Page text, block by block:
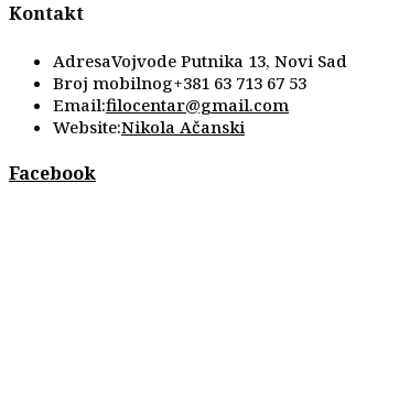
Kontakt
AdresaVojvode Putnika 13, Novi Sad
Broj mobilnog+381 63 713 67 53
Email:filocentar@gmail.com
Website:Nikola Ačanski
Facebook